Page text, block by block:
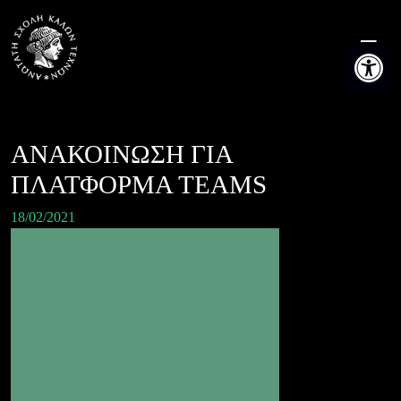
Ανοίξτε
content
ΑΝΑΚΟΙΝΩΣΗ ΓΙΑ
ΠΛΑΤΦΟΡΜΑ TEAMS
18/02/2021